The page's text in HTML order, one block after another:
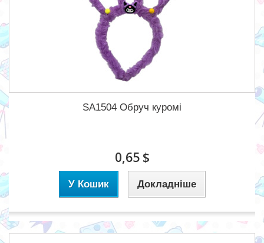
SA1504 Обруч куромі
0,65 $
У Кошик Докладніше